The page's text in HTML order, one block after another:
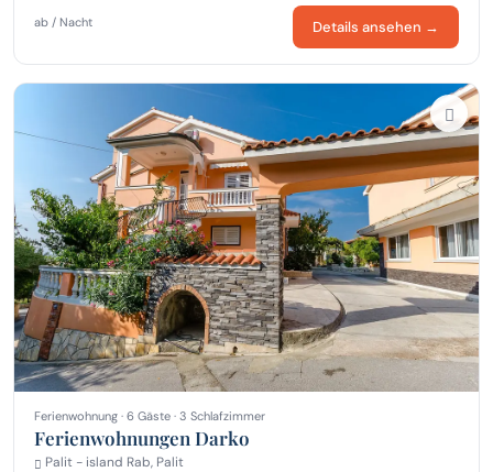
ab / Nacht Details ansehen →
Ferienwohnung · 6 Gäste · 3 Schlafzimmer
Ferienwohnungen Darko
Palit - island Rab, Palit